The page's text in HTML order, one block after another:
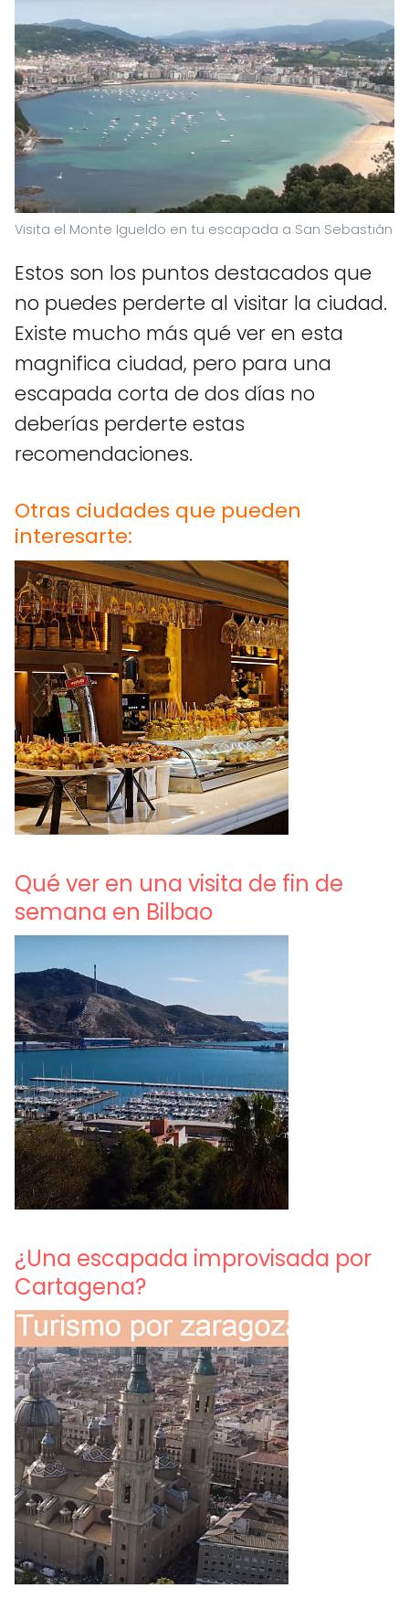
Visita el Monte Igueldo en tu escapada a San Sebastián
Estos son los puntos destacados que
no puedes perderte al visitar la ciudad.
Existe mucho más qué ver en esta
magnifica ciudad, pero para una
escapada corta de dos días no
deberías perderte estas
recomendaciones.
Otras ciudades que pueden
interesarte:
Qué ver en una visita de fin de
semana en Bilbao
¿Una escapada improvisada por
Cartagena?